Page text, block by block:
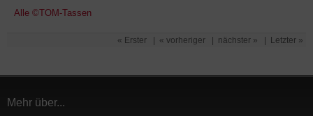
Alle ©TOM-Tassen
« Erster « vorheriger nächster » Letzter »
Mehr über...